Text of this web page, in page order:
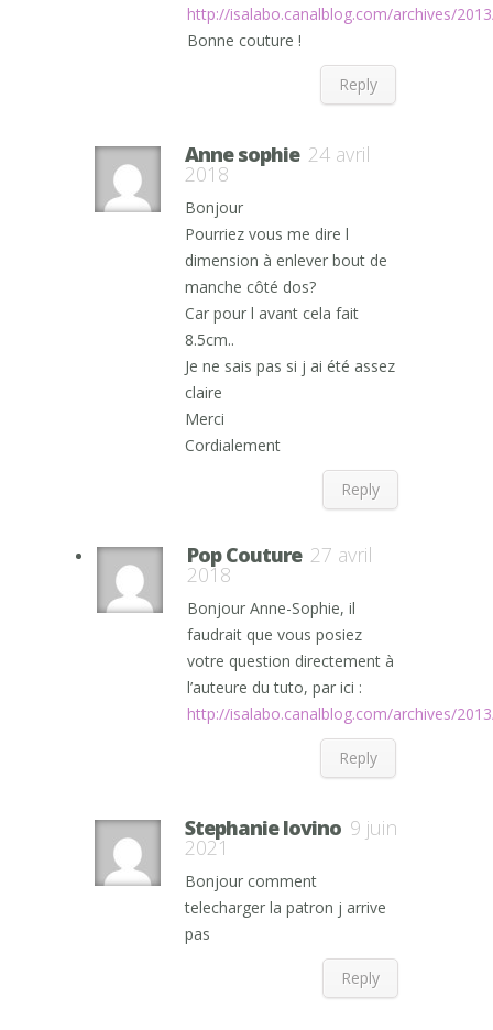
http://isalabo.canalblog.com/archives/
Bonne couture !
Reply
Anne sophie 24 avril
2018
Bonjour
Pourriez vous me dire l
dimension à enlever bout de
manche côté dos?
Car pour l avant cela fait
8.5cm..
Je ne sais pas si j ai été assez
claire
Merci
Cordialement
Reply
Pop Couture 27 avril
2018
Bonjour Anne-Sophie, il
faudrait que vous posiez
votre question directement à
l’auteure du tuto, par ici :
http://isalabo.canalblog.com/archives/
Reply
Stephanie Iovino 9 juin
2021
Bonjour comment
telecharger la patron j arrive
pas
Reply